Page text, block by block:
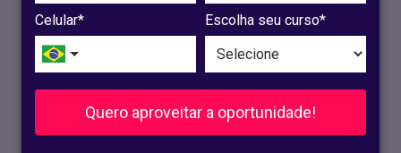
Celular* Escolha seu curso*
Quero aproveitar a oportunidade!
OLINDA
RECIFE
VESTIBULAR
CURSOS PRESENCIAIS